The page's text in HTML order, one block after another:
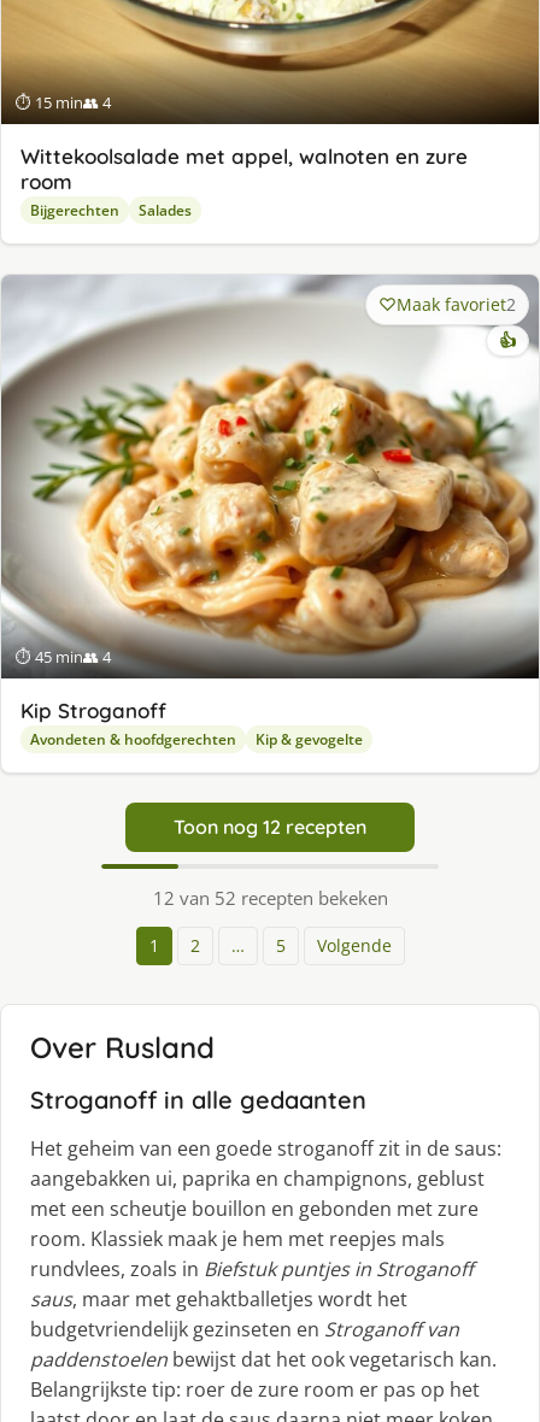
⏱ 15 min👥 4
Wittekoolsalade met appel, walnoten en zure
room
Bijgerechten Salades
⏱ 45 min👥 4
Maak favoriet2
👍
Kip Stroganoff
Avondeten & hoofdgerechten Kip & gevogelte
Toon nog 12 recepten
12 van 52 recepten bekeken
1 2 … 5 Volgende
Over Rusland
Stroganoff in alle gedaanten
Het geheim van een goede stroganoff zit in de saus:
aangebakken ui, paprika en champignons, geblust
met een scheutje bouillon en gebonden met zure
room. Klassiek maak je hem met reepjes mals
rundvlees, zoals in Biefstuk puntjes in Stroganoff
saus, maar met gehaktballetjes wordt het
budgetvriendelijk gezinseten en Stroganoff van
paddenstoelen bewijst dat het ook vegetarisch kan.
Belangrijkste tip: roer de zure room er pas op het